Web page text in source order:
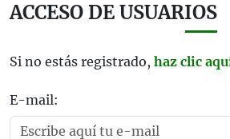
ACCESO DE USUARIOS
Si no estás registrado, haz clic
E-mail: